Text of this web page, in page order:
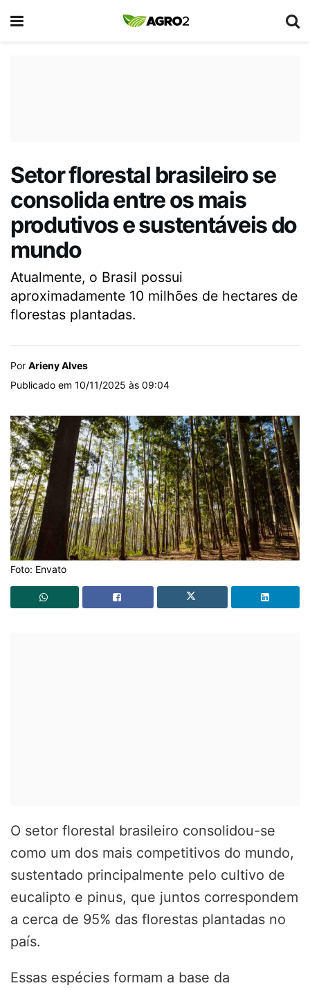
Setor florestal brasileiro se
consolida entre os mais
produtivos e sustentáveis do
mundo
Atualmente, o Brasil possui
aproximadamente 10 milhões de hectares de
florestas plantadas.
Por Arieny Alves
Publicado em 10/11/2025 às 09:04
Foto: Envato
O setor florestal brasileiro consolidou-se
como um dos mais competitivos do mundo,
sustentado principalmente pelo cultivo de
eucalipto e pinus, que juntos correspondem
a cerca de 95% das florestas plantadas no
país.
Essas espécies formam a base da